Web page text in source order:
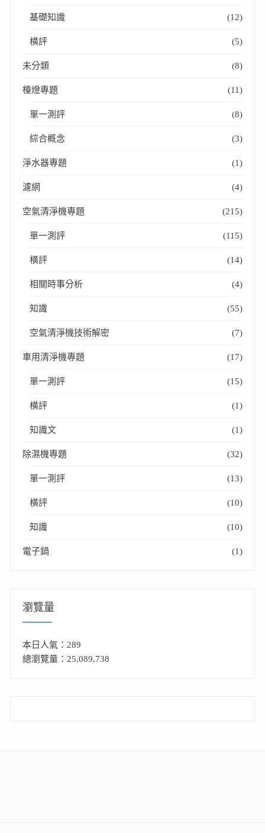
基礎知識 (12)
橫評 (5)
未分類 (8)
檯燈專題 (11)
單一測評 (8)
綜合概念 (3)
淨水器專題 (1)
濾網 (4)
空氣清淨機專題 (215)
單一測評 (115)
橫評 (14)
相關時事分析 (4)
知識 (55)
空氣清淨機技術解密 (7)
車用清淨機專題 (17)
單一測評 (15)
橫評 (1)
知識文 (1)
除濕機專題 (32)
單一測評 (13)
橫評 (10)
知識 (10)
電子鍋 (1)
瀏覽量
本日人氣：289
總瀏覽量：25,089,738